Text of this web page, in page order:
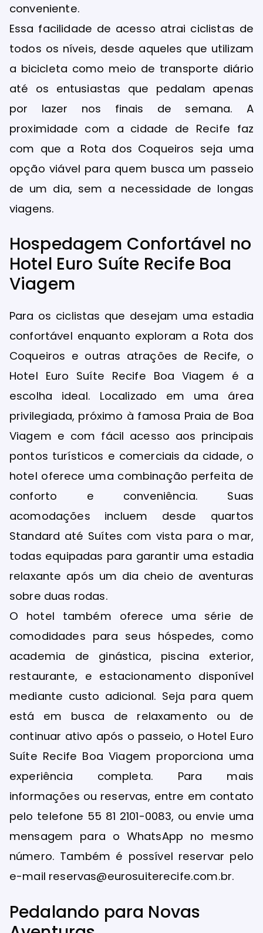
conveniente.
Essa facilidade de acesso atrai ciclistas de
todos os níveis, desde aqueles que utilizam
a bicicleta como meio de transporte diário
até os entusiastas que pedalam apenas
por lazer nos finais de semana. A
proximidade com a cidade de Recife faz
com que a Rota dos Coqueiros seja uma
opção viável para quem busca um passeio
de um dia, sem a necessidade de longas
viagens.
Hospedagem Confortável no
Hotel Euro Suíte Recife Boa
Viagem
Para os ciclistas que desejam uma estadia
confortável enquanto exploram a Rota dos
Coqueiros e outras atrações de Recife, o
Hotel Euro Suíte Recife Boa Viagem é a
escolha ideal. Localizado em uma área
privilegiada, próximo à famosa Praia de Boa
Viagem e com fácil acesso aos principais
pontos turísticos e comerciais da cidade, o
hotel oferece uma combinação perfeita de
conforto e conveniência. Suas
acomodações incluem desde quartos
Standard até Suítes com vista para o mar,
todas equipadas para garantir uma estadia
relaxante após um dia cheio de aventuras
sobre duas rodas.
O hotel também oferece uma série de
comodidades para seus hóspedes, como
academia de ginástica, piscina exterior,
restaurante, e estacionamento disponível
mediante custo adicional. Seja para quem
está em busca de relaxamento ou de
continuar ativo após o passeio, o Hotel Euro
Suíte Recife Boa Viagem proporciona uma
experiência completa. Para mais
informações ou reservas, entre em contato
pelo telefone 55 81 2101-0083, ou envie uma
mensagem para o WhatsApp no mesmo
número. Também é possível reservar pelo
e-mail reservas@eurosuiterecife.com.br.
Pedalando para Novas